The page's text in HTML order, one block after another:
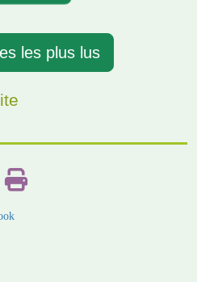
les plus lus